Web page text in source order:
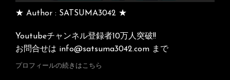
★ Author : SATSUMA3042 ★
Youtubeチャンネル登録者10万人突破!!
お問合せは info@satsuma3042.com まで
プロフィールの続きはこちら